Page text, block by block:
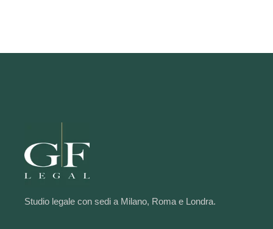
Studio legale con sedi a Milano, Roma e Londra.